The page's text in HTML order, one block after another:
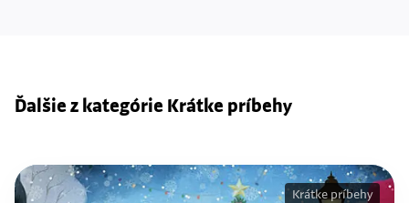
Ďalšie z kategórie Krátke príbehy
Krátke príbehy